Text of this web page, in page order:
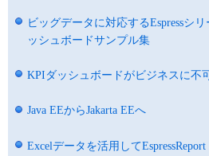
ビッグデータに対応するEspressシ
ッシュボードサンプル集
KPIダッシュボードがビジネスに不
Java EEからJakarta EEへ
Excelデータを活用して